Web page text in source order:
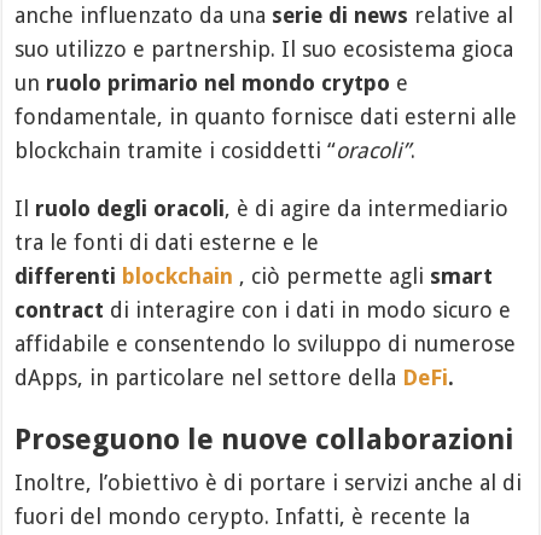
anche influenzato da una serie di news relative al
suo utilizzo e partnership. Il suo ecosistema gioca
un ruolo primario nel mondo crytpo e
fondamentale, in quanto fornisce dati esterni alle
blockchain tramite i cosiddetti “oracoli”.
Il ruolo degli oracoli, è di agire da intermediario
tra le fonti di dati esterne e le
differenti blockchain , ciò permette agli smart
contract di interagire con i dati in modo sicuro e
affidabile e consentendo lo sviluppo di numerose
dApps, in particolare nel settore della DeFi.
Proseguono le nuove collaborazioni
Inoltre, l’obiettivo è di portare i servizi anche al di
fuori del mondo cerypto. Infatti, è recente la